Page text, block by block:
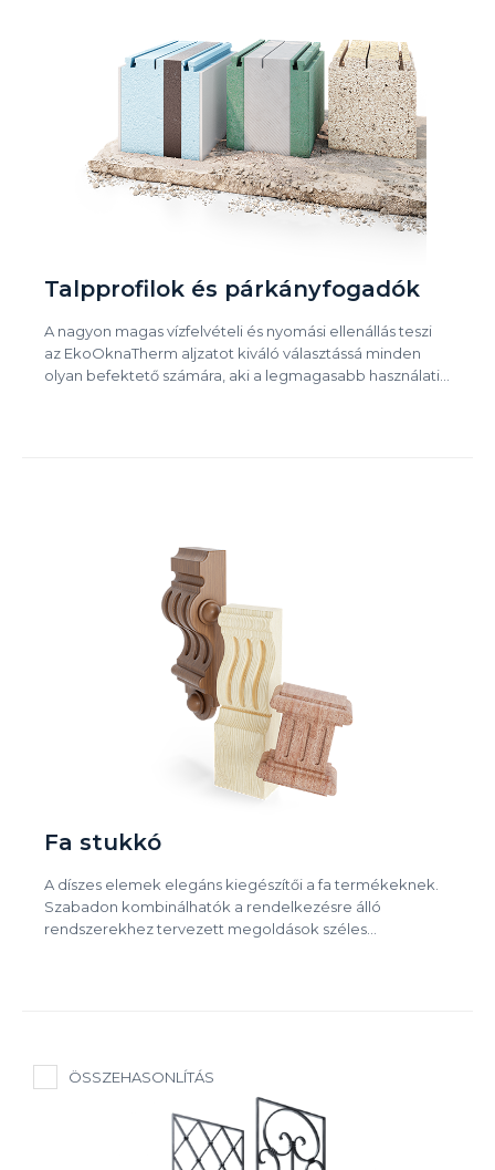
Talpprofilok és párkányfogadók
A nagyon magas vízfelvételi és nyomási ellenállás teszi
az EkoOknaTherm aljzatot kiváló választássá minden
olyan befektető számára, aki a legmagasabb használati…
Fa stukkó
A díszes elemek elegáns kiegészítői a fa termékeknek.
Szabadon kombinálhatók a rendelkezésre álló
rendszerekhez tervezett megoldások széles…
ÖSSZEHASONLÍTÁS